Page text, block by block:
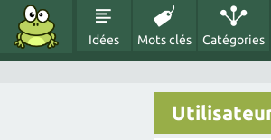
Idées Mots clés Catégories